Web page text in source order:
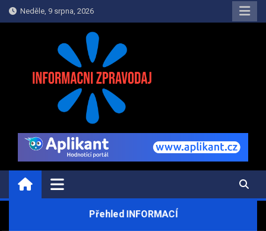
Skip
to
Neděle, 9 srpna, 2026
INFORMAČNÍ-ZPRAVODAJ.CZ
Informace a zpravodajství on-line
Přehled INFORMACÍ